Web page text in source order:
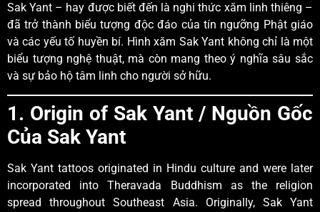
Sak Yant – hay được biết đến là nghi thức xăm linh thiêng –
đã trở thành biểu tượng độc đáo của tín ngưỡng Phật giáo
và các yếu tố huyền bí. Hình xăm Sak Yant không chỉ là một
biểu tượng nghệ thuật, mà còn mang theo ý nghĩa sâu sắc
và sự bảo hộ tâm linh cho người sở hữu.
1. Origin of Sak Yant / Nguồn Gốc
Của Sak Yant
Sak Yant tattoos originated in Hindu culture and were later
incorporated into Theravada Buddhism as the religion
spread throughout Southeast Asia. Originally, Sak Yant